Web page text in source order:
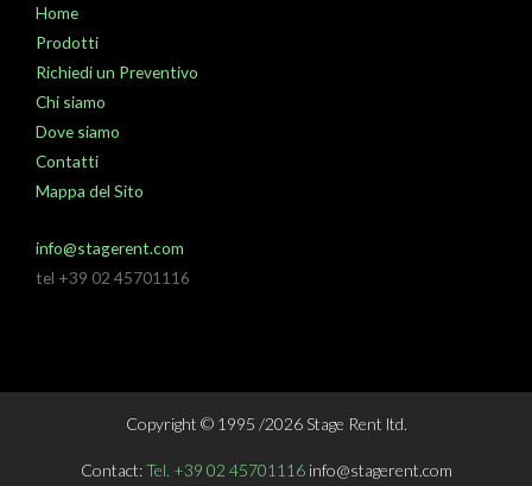
Home
Prodotti
Richiedi un Preventivo
Chi siamo
Dove siamo
Contatti
Mappa del Sito
info@stagerent.com
tel +39 02 45701116
Copyright © 1995 /2026 Stage Rent ltd.
Contact:Tel. +39 02 45701116 info@stagerent.com